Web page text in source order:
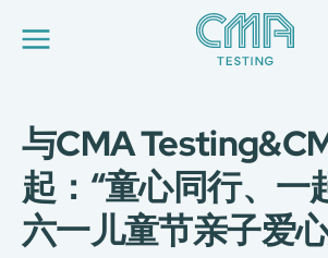
关于我们
我们的服务
最新消息
加入我们
环球支援
与CMA
起：“童心同行、一
六一儿童节亲子爱